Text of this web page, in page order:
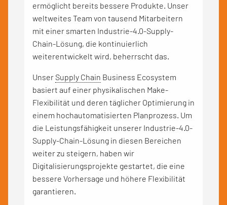
ermöglicht bereits bessere Produkte. Unser
weltweites Team von tausend Mitarbeitern
mit einer smarten Industrie-4.0-Supply-
Chain-Lösung, die kontinuierlich
weiterentwickelt wird, beherrscht das.
Unser Supply Chain Business Ecosystem
basiert auf einer physikalischen Make-
Flexibilität und deren täglicher Optimierung in
einem hochautomatisierten Planprozess. Um
die Leistungsfähigkeit unserer Industrie-4.0-
Supply-Chain-Lösung in diesen Bereichen
weiter zu steigern, haben wir
Digitalisierungsprojekte gestartet, die eine
bessere Vorhersage und höhere Flexibilität
garantieren.